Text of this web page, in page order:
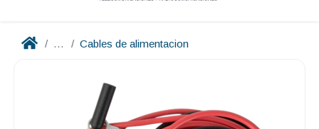
... Cables de alimentacion